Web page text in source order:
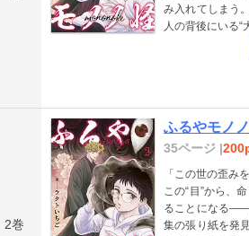
み入れてしまう
人の背後にいる
2巻
ふるやモノ
35ページ |
「この世の歪み
この“目”から、
ることになる――
集の張り紙を発